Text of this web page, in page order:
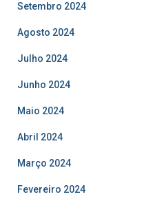
Setembro 2024
Agosto 2024
Julho 2024
Junho 2024
Maio 2024
Abril 2024
Março 2024
Fevereiro 2024